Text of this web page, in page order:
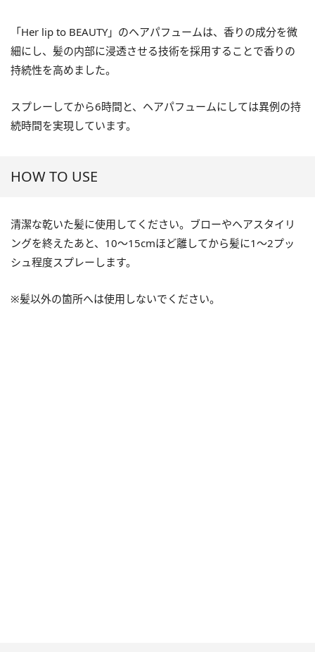
「Her lip to BEAUTY」のヘアパフュームは、香りの成分を微
細にし、髪の内部に浸透させる技術を採用することで香りの
持続性を高めました。
スプレーしてから6時間と、ヘアパフュームにしては異例の持
続時間を実現しています。
HOW TO USE
清潔な乾いた髪に使用してください。ブローやヘアスタイリ
ングを終えたあと、10〜15cmほど離してから髪に1〜2プッ
シュ程度スプレーします。
※髪以外の箇所へは使用しないでください。